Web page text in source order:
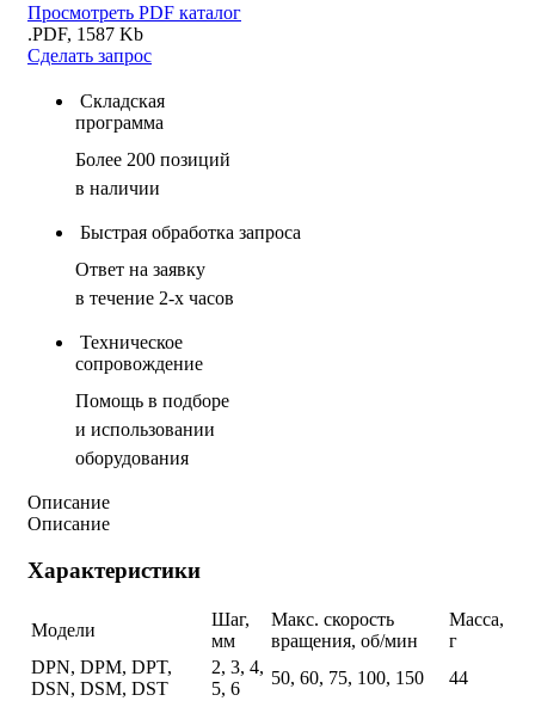
Просмотреть PDF каталог
.PDF, 1587 Kb
Сделать запрос
Складская
программа
Более 200 позиций
в наличии
Быстрая обработка запроса
Ответ на заявку
в течение 2-х часов
Техническое
сопровождение
Помощь в подборе
и использовании
оборудования
Описание
Описание
Характеристики
Модели
Шаг,
мм
Макс. скорость
вращения, об/мин
Масса,
г
DPN, DPM, DPT,
DSN, DSM, DST
2, 3, 4,
5, 6
50, 60, 75, 100, 150 44